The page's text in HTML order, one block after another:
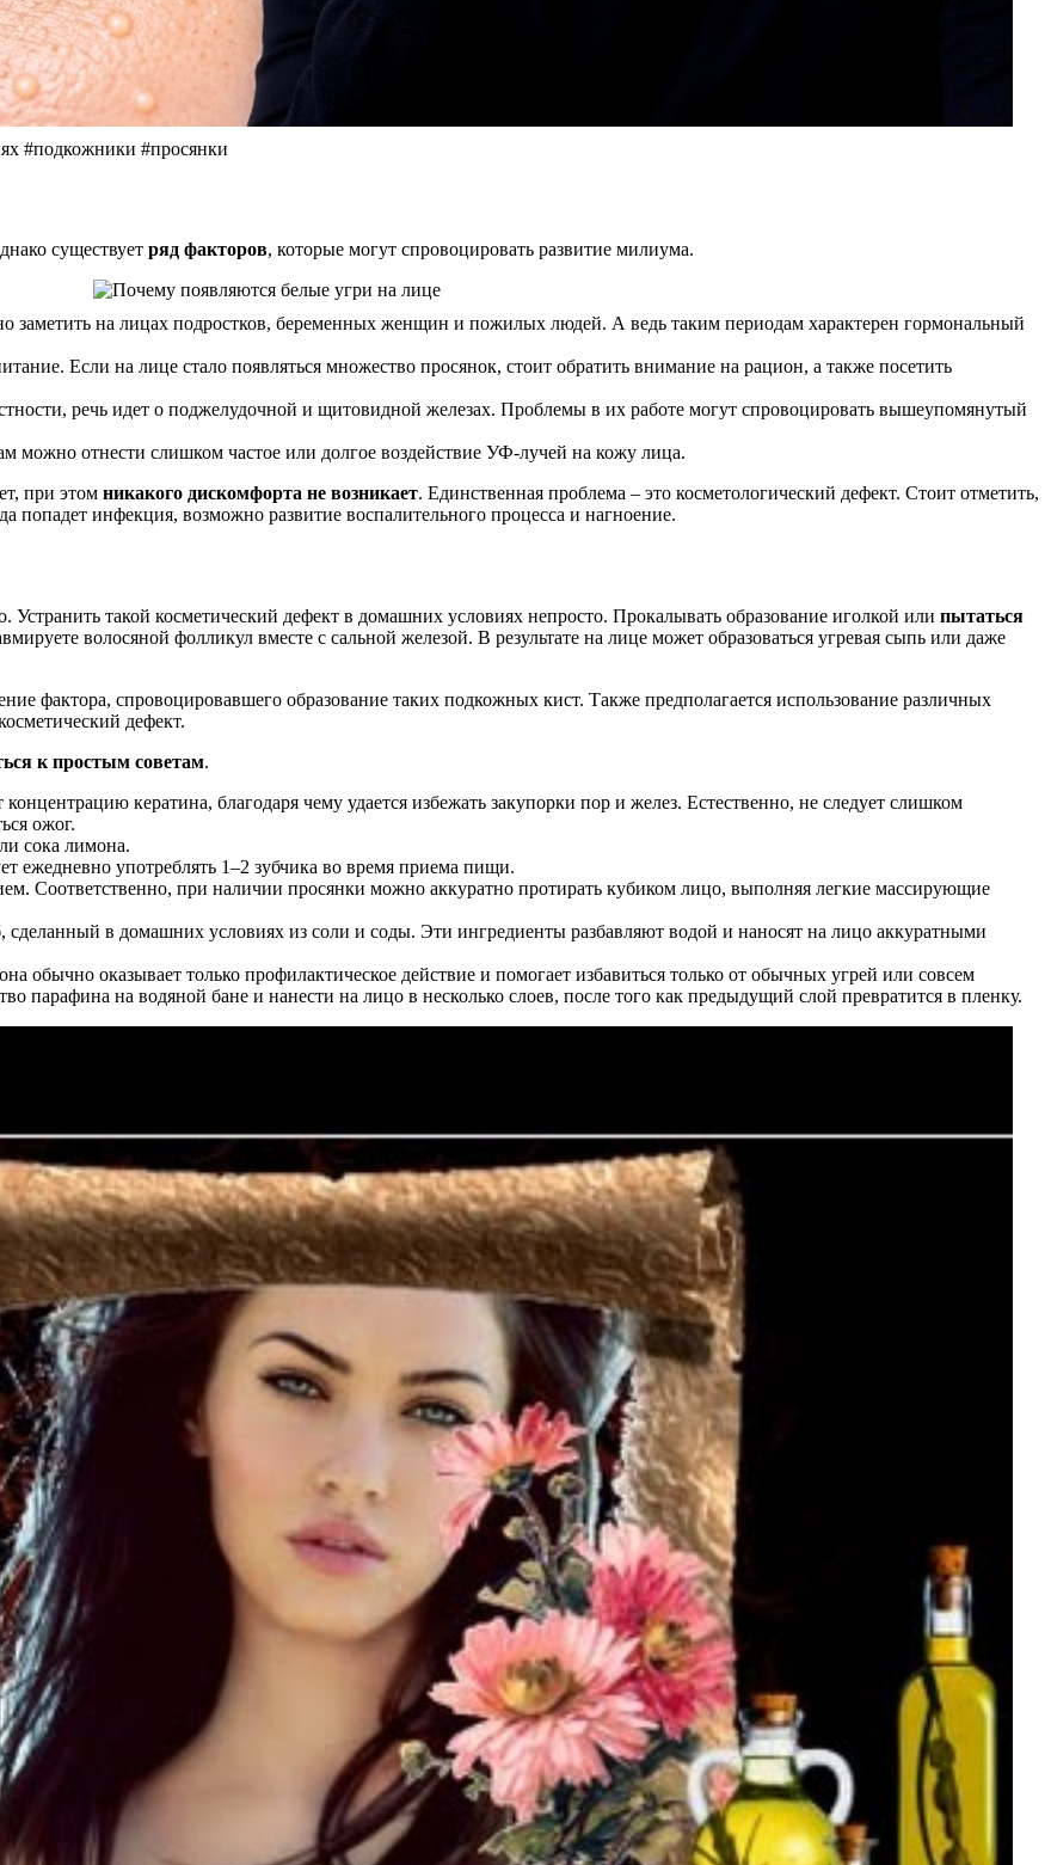
#подкожники #просянки
существует ряд факторов, которые могут спровоцировать развитие милиума.
заметить на лицах подростков, беременных женщин и пожилых людей. А ведь таким периодам характерен гормональный
Если на лице стало появляться множество просянок, стоит обратить внимание на рацион, а также посетить
речь идет о поджелудочной и щитовидной железах. Проблемы в их работе могут спровоцировать вышеупомянутый
отнести слишком частое или долгое воздействие УФ-лучей на кожу лица.
при этом никакого дискомфорта не возникает. Единственная проблема – это косметологический дефект. Стоит отметить,
попадет инфекция, возможно развитие воспалительного процесса и нагноение.
такой косметический дефект в домашних условиях непросто. Прокалывать образование иголкой или пытаться
волосяной фолликул вместе с сальной железой. В результате на лице может образоваться угревая сыпь или даже
фактора, спровоцировавшего образование таких подкожных кист. Также предполагается использование различных
дефект.
к простым советам.
кератина, благодаря чему удается избежать закупорки пор и желез. Естественно, не следует слишком
ожог.
сока лимона.
ежедневно употреблять 1–2 зубчика во время приема пищи.
Соответственно, при наличии просянки можно аккуратно протирать кубиком лицо, выполняя легкие массирующие
сделанный в домашних условиях из соли и соды. Эти ингредиенты разбавляют водой и наносят на лицо аккуратными
обычно оказывает только профилактическое действие и помогает избавиться только от обычных угрей или совсем
парафина на водяной бане и нанести на лицо в несколько слоев, после того как предыдущий слой превратится в пленку.